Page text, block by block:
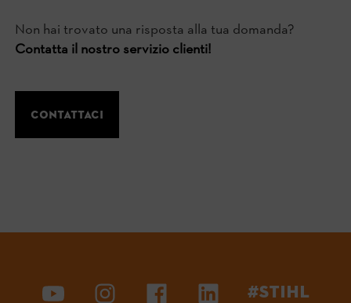
Non hai trovato una risposta alla tua domanda?
Contatta il nostro servizio clienti!
Contattaci
#STIHL